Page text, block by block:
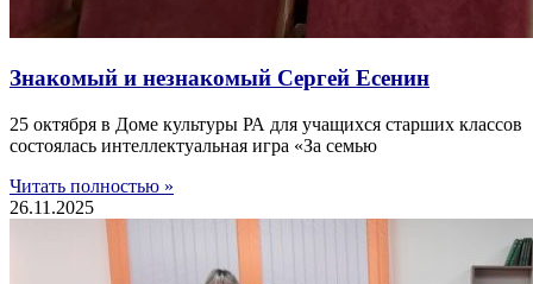
Знакомый и незнакомый Сергей Есенин
25 октября в Доме культуры РА для учащихся старших классов
состоялась интеллектуальная игра «За семью
Читать полностью »
26.11.2025